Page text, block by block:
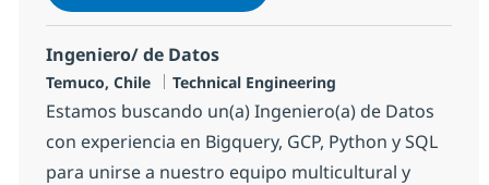
Ingeniero/ de Datos
Localisation
Temuco, Chile Catégorie
Technical Engineering
Estamos buscando un(a) Ingeniero(a) de Datos
con experiencia en Bigquery, GCP, Python y SQL
para unirse a nuestro equipo multicultural y